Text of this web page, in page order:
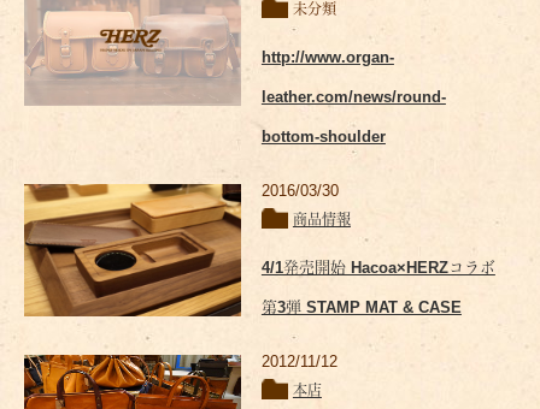
未分類
http://www.organ-
leather.com/news/round-
bottom-shoulder
2016/03/30
商品情報
4/1発売開始 Hacoa×HERZコラボ
第3弾 STAMP MAT & CASE
2012/11/12
本店